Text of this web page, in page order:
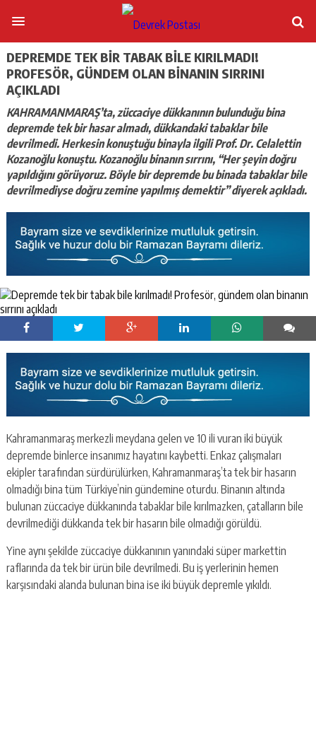
DEPREMDE TEK BIR TABAK BILE KIRILMADI!
PROFESÖR, GÜNDEM OLAN BINANIN SIRRINI
AÇIKLADI
KAHRAMANMARAŞ’ta, züccaciye dükkanının bulunduğu bina
depremde tek bir hasar almadı, dükkandaki tabaklar bile
devrilmedi. Herkesin konuştuğu binayla ilgili Prof. Dr. Celalettin
Kozanoğlu konuştu. Kozanoğlu binanın sırrını, “Her şeyin doğru
yapıldığını görüyoruz. Böyle bir depremde bu binada tabaklar bile
devrilmediyse doğru zemine yapılmış demektir” diyerek açıkladı.
Kahramanmaraş merkezli meydana gelen ve 10 ili vuran iki büyük
depremde binlerce insanımız hayatını kaybetti. Enkaz çalışmaları
ekipler tarafından sürdürülürken, Kahramanmaraş’ta tek bir hasarın
olmadığı bina tüm Türkiye’nin gündemine oturdu. Binanın altında
bulunan züccaciye dükkanında tabaklar bile kırılmazken, çatalların bile
devrilmediği dükkanda tek bir hasarın bile olmadığı görüldü.
Yine aynı şekilde züccaciye dükkanının yanındaki süper markettin
raflarında da tek bir ürün bile devrilmedi. Bu iş yerlerinin hemen
karşısındaki alanda bulunan bina ise iki büyük depremle yıkıldı.